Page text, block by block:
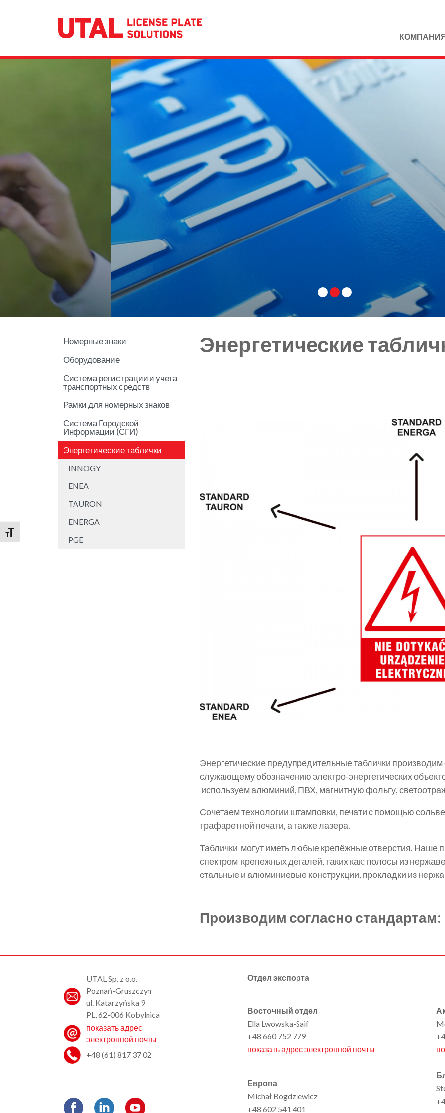
Переключить на увеличенный шрифт
Энергетические
Энергетические предупредительные таблички
служающему обозначению электро-энергетических
используем алюминий, ПВХ, магнитную фольгу,
Сочетаем технологии штамповки, печати с помощью
трафаретной печати, а также лазера.
Таблички могут иметь любые крепёжные отверстия.
спектром крепежных деталей, таких как: полосы из
стальные и алюминиевые конструкции, прокладки из
Производим согласно стандартам:
Номерные знаки
Оборудование
Система регистрации и учета
транспортных средств
Рамки для номерных знаков
Система Городской
Информации (СГИ)
Энергетические таблички
INNOGY
ENEA
TAURON
ENERGA
PGE
UTAL Sp. z o.o.
Poznań-Gruszczyn
ul. Katarzyńska 9
PL, 62-006 Kobylnica
показать адрес
электронной почты
+48 (61) 817 37 02
Отдел экспорта
Восточный отдел
Ella Lwowska-Saif
+48 660 752 779
показать адрес электронной почты
Европа
Michał Bogdziewicz
+48 602 541 401